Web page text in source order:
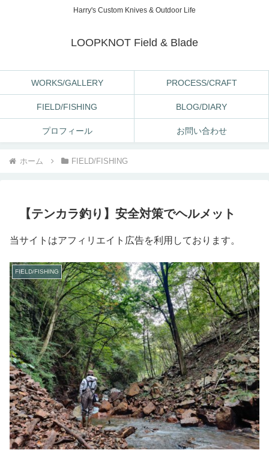
Harry's Custom Knives & Outdoor Life
LOOPKNOT Field & Blade
WORKS/GALLERY PROCESS/CRAFT
FIELD/FISHING BLOG/DIARY
プロフィール お問い合わせ
ホーム FIELD/FISHING
【テンカラ釣り】安全対策でヘルメット
当サイトはアフィリエイト広告を利用しております。
FIELD/FISHING